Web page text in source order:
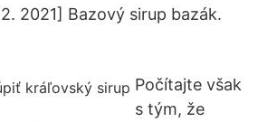
2021] Bazový sirup bazák.
Počítajte však
s tým, že